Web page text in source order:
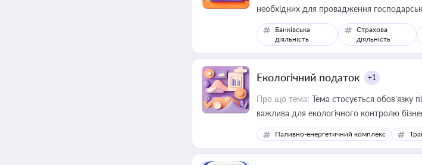
необхідних для провадження
Банківська
діяльність
Страхова
діяльність
Екологічний податок +1
Про що тема: Тема стосується обов’язку
важлива для екологічного контролю
законодавства
Паливно-енергетичний комплекс